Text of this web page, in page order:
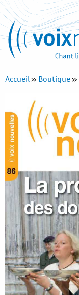
Accueil» Boutique»